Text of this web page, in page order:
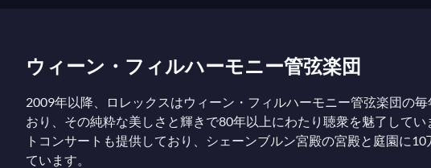
ウィーン・フィルハーモニー管弦楽団
2009年以降、ロレックスはウィーン・フィルハーモニー管弦楽団の
おり、その純粋な美しさと輝きで80年以上にわたり聴衆を魅了して
トコンサートも提供しており、シェーンブルン宮殿の宮殿と庭園に
ています。